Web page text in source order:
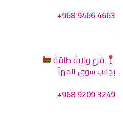
+968 9466 4663
فرع ولاية طاقة
بجانب سوق المهآ
+968 9209 3249